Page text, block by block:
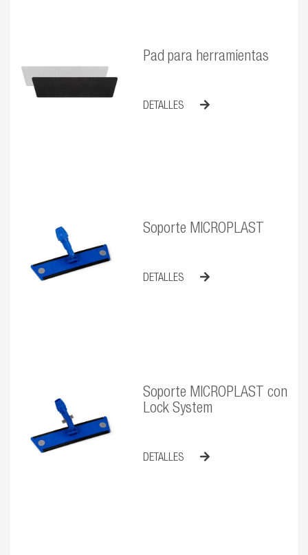
Pad para herramientas
DETALLES
Soporte MICROPLAST
DETALLES
Soporte MICROPLAST con
Lock System
DETALLES